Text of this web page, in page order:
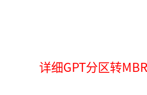
详细GPT分区转